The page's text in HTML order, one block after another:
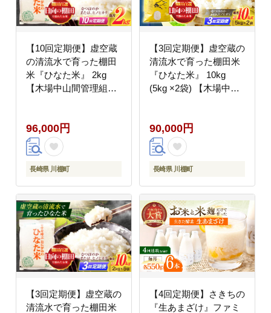
【10回定期便】虚空蔵
の清流水で育った棚田
米『ひなた米』 2kg
【木場中山間管理組
96,000円
長崎県 川棚町
【3回定期便】虚空蔵の
清流水で育った棚田米
『ひなた米』 10kg
(5kg ×2袋) 【木場中山
90,000円
長崎県 川棚町
【3回定期便】虚空蔵の
清流水で育った棚田米
【4回定期便】さきちの
『生あまざけ』ファミ